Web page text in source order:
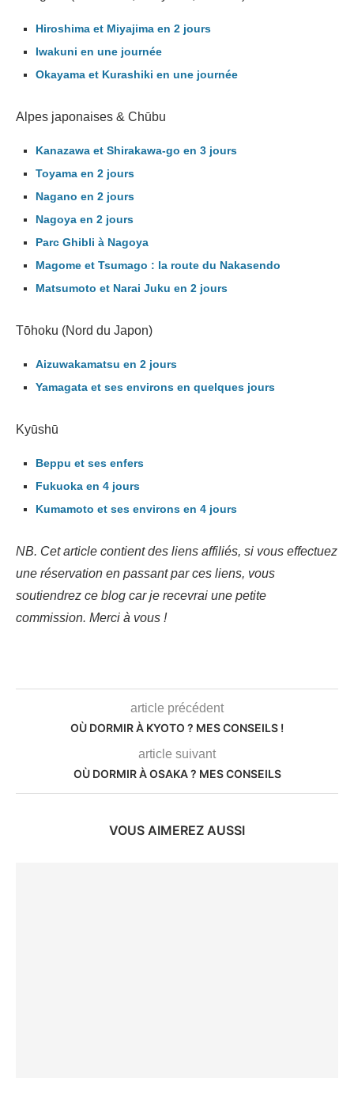
Hiroshima et Miyajima en 2 jours
Iwakuni en une journée
Okayama et Kurashiki en une journée
Alpes japonaises & Chūbu
Kanazawa et Shirakawa-go en 3 jours
Toyama en 2 jours
Nagano en 2 jours
Nagoya en 2 jours
Parc Ghibli à Nagoya
Magome et Tsumago : la route du Nakasendo
Matsumoto et Narai Juku en 2 jours
Tōhoku (Nord du Japon)
Aizuwakamatsu en 2 jours
Yamagata et ses environs en quelques jours
Kyūshū
Beppu et ses enfers
Fukuoka en 4 jours
Kumamoto et ses environs en 4 jours
NB. Cet article contient des liens affiliés, si vous effectuez
une réservation en passant par ces liens, vous
soutiendrez ce blog car je recevrai une petite
commission. Merci à vous !
article précédent
OÙ DORMIR À KYOTO ? MES CONSEILS !
article suivant
OÙ DORMIR À OSAKA ? MES CONSEILS
VOUS AIMEREZ AUSSI